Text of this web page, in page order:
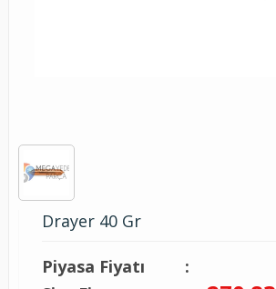
Drayer 40 Gr
Piyasa Fiyatı
: